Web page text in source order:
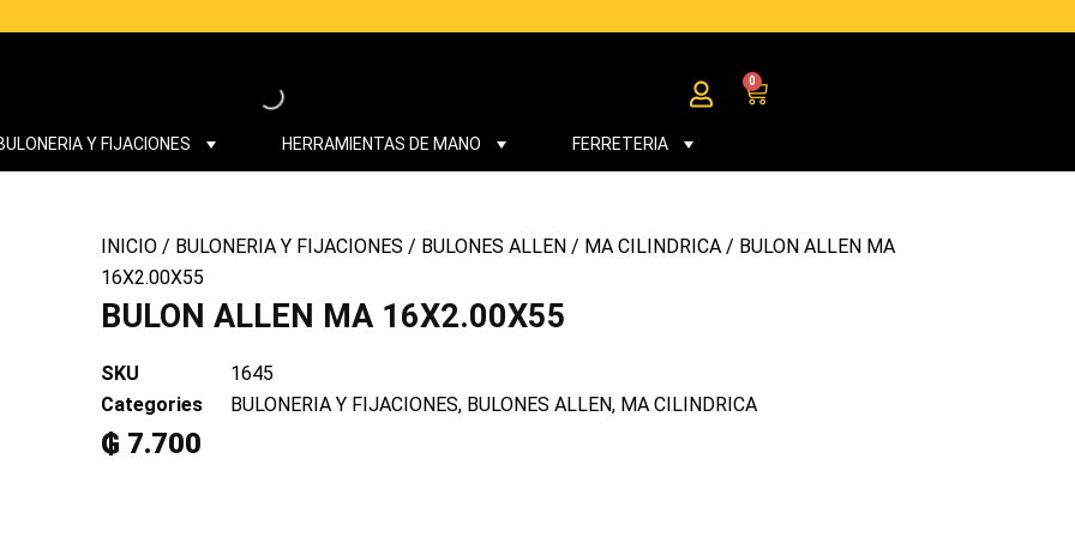
0 Cart
Y FIJACIONES HERRAMIENTAS DE MANO FERRETERIA
INICIO/ BULONERIA Y FIJACIONES / BULONES ALLEN/ MA CILINDRICA/ BULON ALLEN MA
16X2.00X55
BULON ALLEN MA 16X2.00X55
SKU
1645
Categories
BULONERIA Y FIJACIONES, BULONES ALLEN, MA CILINDRICA
₲ 7.700